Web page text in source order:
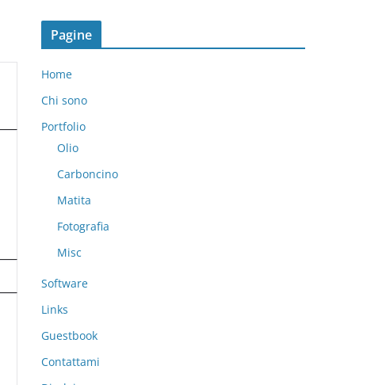
Pagine
Home
Chi sono
Portfolio
Olio
Carboncino
Matita
Fotografia
Misc
Software
Links
Guestbook
Contattami